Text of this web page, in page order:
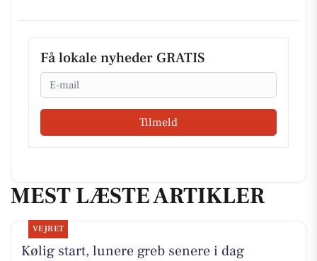
Få lokale nyheder GRATIS
Email
Tilmeld
MEST LÆSTE ARTIKLER
VEJRET
Kølig start, lunere greb senere i dag